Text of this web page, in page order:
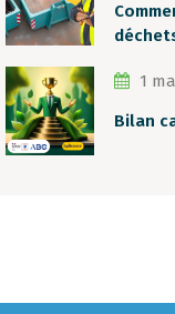
1
Bilan